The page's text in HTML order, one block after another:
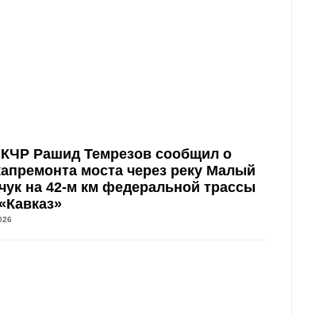
КЧР Рашид Темрезов сообщил о
моста через реку Малый
на 42-м км федеральной трассы